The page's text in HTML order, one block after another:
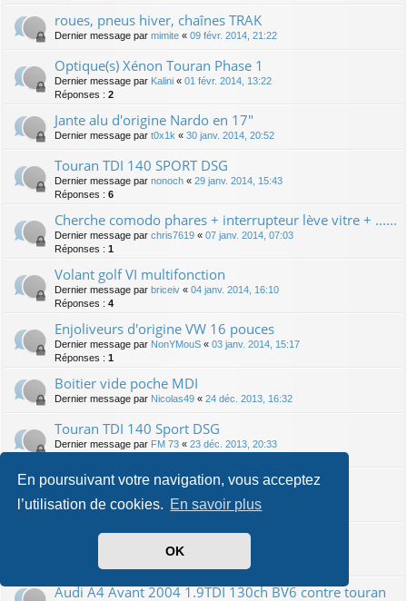
En poursuivant votre navigation, vous acceptez
l’utilisation de cookies. En savoir plus
OK
roues, pneus hiver, chaînes TRAK
Dernier message par mimite « 09 févr. 2014, 21:22
Optique(s) Xénon Touran Phase 1
Dernier message par Kalini « 01 févr. 2014, 13:22
Réponses : 2
Jante alu d'origine Nardo en 17"
Dernier message par t0x1k « 30 janv. 2014, 20:52
Touran TDI 140 SPORT DSG
Dernier message par nonoch « 29 janv. 2014, 15:43
Réponses : 6
Cherche comodo phares + interrupteur lève vitre + ......
Dernier message par chris7619 « 07 janv. 2014, 07:03
Réponses : 1
Volant golf VI multifonction
Dernier message par briceiv « 04 janv. 2014, 16:10
Réponses : 4
Enjoliveurs d'origine VW 16 pouces
Dernier message par NonYMouS « 03 janv. 2014, 15:17
Réponses : 1
Boitier vide poche MDI
Dernier message par Nicolas49 « 24 déc. 2013, 16:32
Touran TDI 140 Sport DSG
Dernier message par FM 73 « 23 déc. 2013, 20:33
Touran 2.0 TDI 170cv DSG6 CARAT 06/2012
Dernier message par Mc Rai
22 déc. 2013, 14:09
Réponses : 7
Touran 2.0 TDI 140 ch DSG 2009 confortline
Ricou68
Réponses :
Audi A4 Avant 2004 1.9TDI 130ch BV6 contre touran